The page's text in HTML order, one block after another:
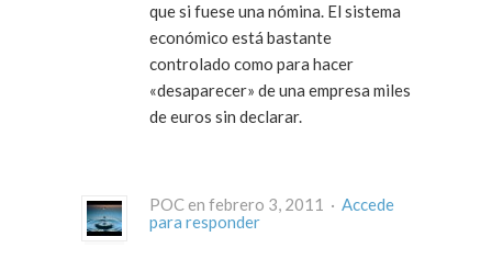
que si fuese una nómina. El sistema
económico está bastante
controlado como para hacer
«desaparecer» de una empresa miles
de euros sin declarar.
POC en febrero 3, 2011 · Accede
para responder